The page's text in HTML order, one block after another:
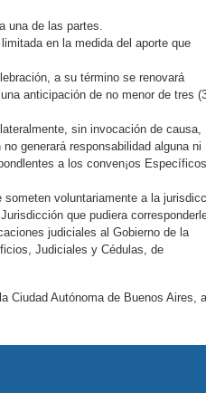
una de las partes.
en la medida del aporte que
a su término se renovará
anticipación de no menor de tres
sin invocación de causa,
generará responsabilidad alguna ni
a los conven¡os
voluntariamente a la
que pudiera
judiciales al Gobierno de la
Judiciales y Cédulas, de
Ciudad Autónoma de Buenos Aires, a